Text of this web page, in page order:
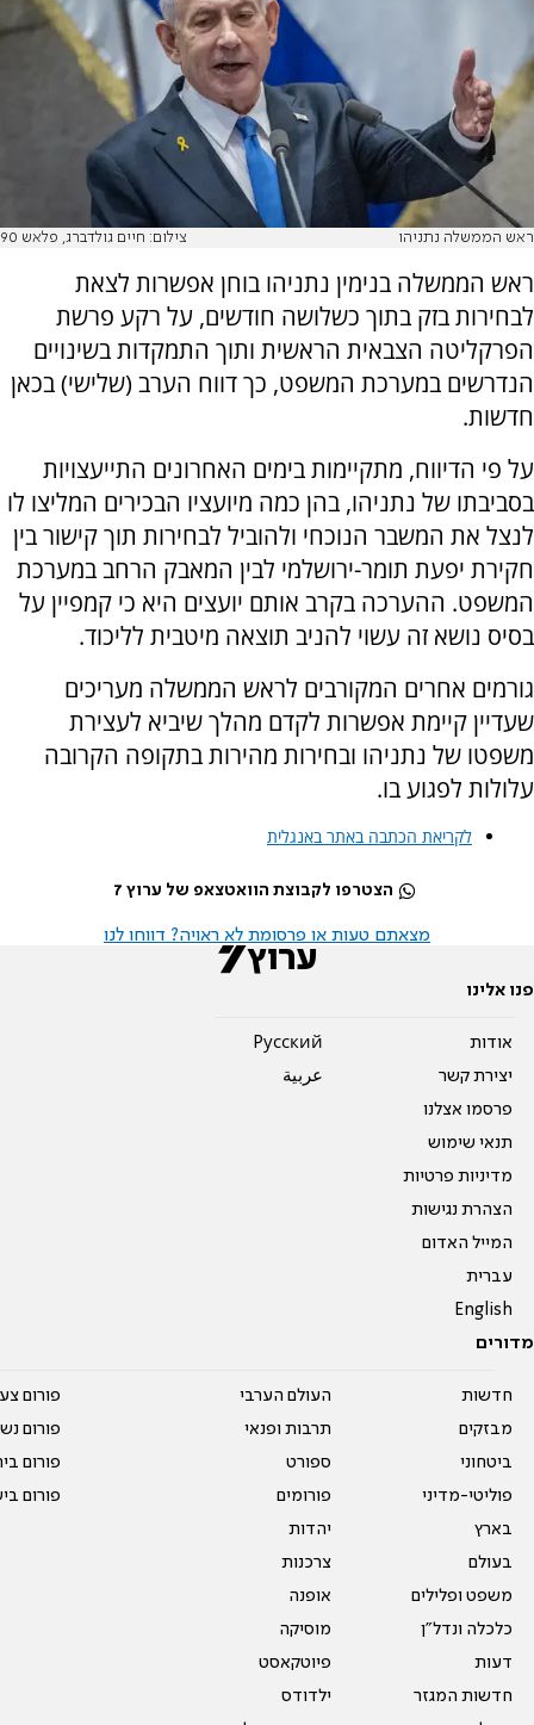
ראש הממשלה נתניהו צילום: חיים גולדברג, פלאש 90
ראש הממשלה בנימין נתניהו בוחן אפשרות לצאת
לבחירות בזק בתוך כשלושה חודשים, על רקע פרשת
הפרקליטה הצבאית הראשית ותוך התמקדות בשינויים
הנדרשים במערכת המשפט, כך דווח הערב (שלישי) בכאן
חדשות.
על פי הדיווח, מתקיימות בימים האחרונים התייעצויות
בסביבתו של נתניהו, בהן כמה מיועציו הבכירים המליצו לו
לנצל את המשבר הנוכחי ולהוביל לבחירות תוך קישור בין
חקירת יפעת תומר-ירושלמי לבין המאבק הרחב במערכת
המשפט. ההערכה בקרב אותם יועצים היא כי קמפיין על
בסיס נושא זה עשוי להניב תוצאה מיטבית לליכוד.
גורמים אחרים המקורבים לראש הממשלה מעריכים
שעדיין קיימת אפשרות לקדם מהלך שיביא לעצירת
משפטו של נתניהו ובחירות מהירות בתקופה הקרובה
עלולות לפגוע בו.
לקריאת הכתבה באתר באנגלית
הצטרפו לקבוצת הוואטצאפ של ערוץ 7
מצאתם טעות או פרסומת לא ראויה? דווחו לנו
פנו אלינו
אודות
יצירת קשר
פרסמו אצלנו
תנאי שימוש
מדיניות פרטיות
הצהרת נגישות
המייל האדום
עברית
English
Pусский
عربية
מדורים
חדשות
מבזקים
ביטחוני
פוליטי-מדיני
בארץ
בעולם
משפט ופלילים
כלכלה ונדל"ן
דעות
חדשות המגזר
העולם הערבי
תרבות ופנאי
ספורט
פורומים
יהדות
צרכנות
אופנה
מוסיקה
פיוטקאסט
ילדודס
פורום
פורום
פורום
פורום